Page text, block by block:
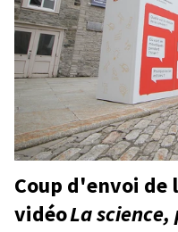
Coup d'envoi de
vidéoLa